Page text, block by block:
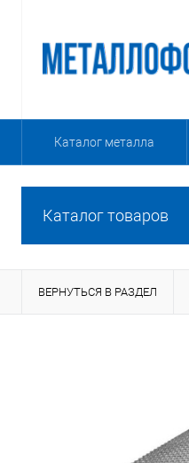
Каталог металла
Каталог товаров
ВЕРНУТЬСЯ В РАЗДЕЛ